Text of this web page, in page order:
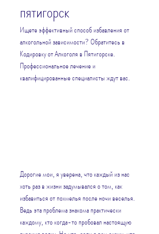
пятигорск
Ищете эффективный способ избавления от
алкогольной зависимости? Обратитесь в
Кодировку от Алкоголя в Пятигорске.
Профессиональное лечение и
квалифицированные специалисты ждут вас.
Дорогие мои, я уверена, что каждый из нас
хоть раз в жизни задумывался о том, как
избавиться от похмелья после ночи веселья.
Ведь эта проблема знакома практически
каждому, кто когда-то пробовал настоящую